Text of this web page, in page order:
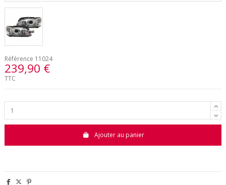
Référence 11024
239,90 €
TTC
Ajouter au panier